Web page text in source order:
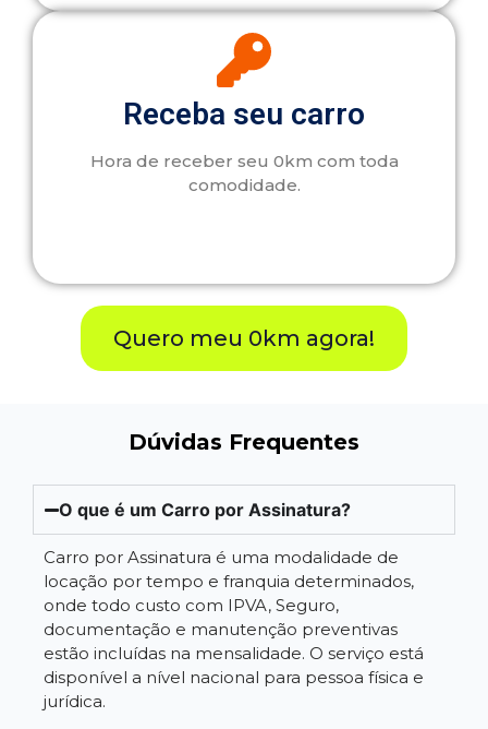
Receba seu carro
Hora de receber seu 0km com toda
comodidade.
Quero meu 0km agora!
Dúvidas Frequentes
O que é um Carro por Assinatura?
Carro por Assinatura é uma modalidade de
locação por tempo e franquia determinados,
onde todo custo com IPVA, Seguro,
documentação e manutenção preventivas
estão incluídas na mensalidade. O serviço está
disponível a nível nacional para pessoa física e
jurídica.